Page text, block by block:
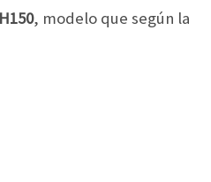
, modelo que según la